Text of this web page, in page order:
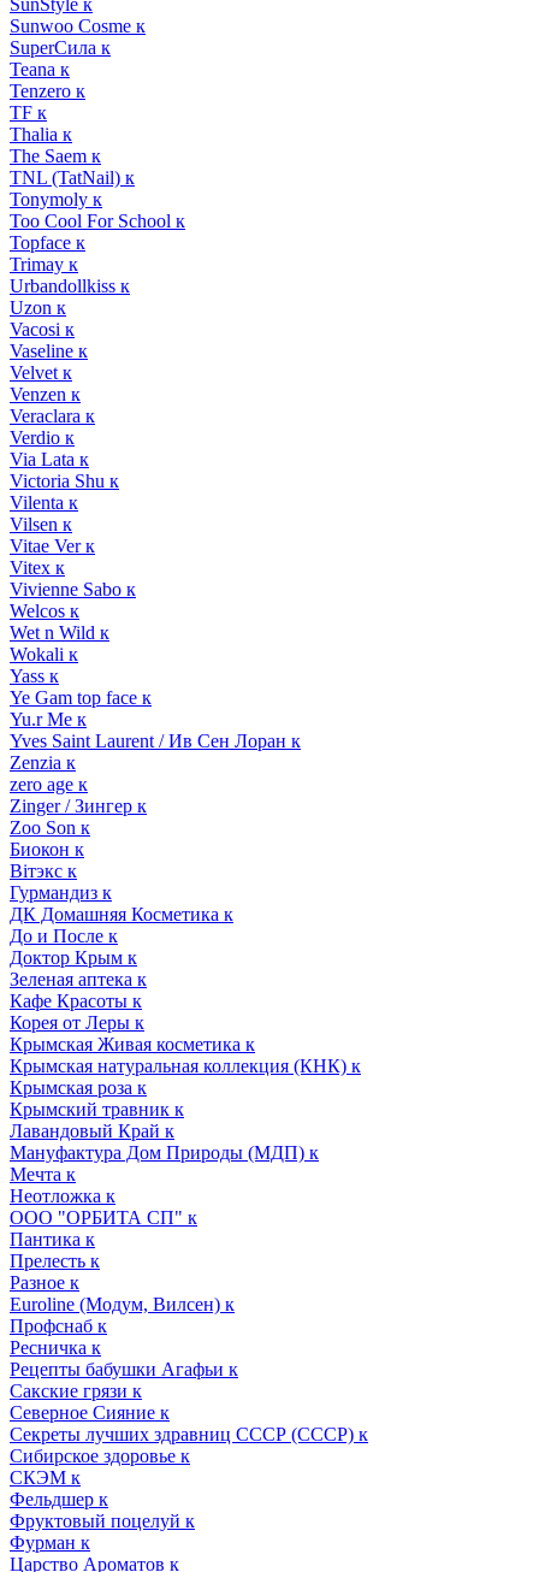
SunStyle к
Sunwoo Cosme к
SuperСила к
Teana к
Tenzero к
TF к
Thalia к
The Saem к
TNL (TatNail) к
Tonymoly к
Too Cool For School к
Topface к
Trimay к
Urbandollkiss к
Uzon к
Vacosi к
Vaseline к
Velvet к
Venzen к
Veraclara к
Verdio к
Via Lata к
Victoria Shu к
Vilenta к
Vilsen к
Vitae Ver к
Vitex к
Vivienne Sabo к
Welcos к
Wet n Wild к
Wokali к
Yass к
Ye Gam top face к
Yu.r Me к
Yves Saint Laurent / Ив Сен Лоран к
Zenzia к
zero age к
Zinger / Зингер к
Zoo Son к
Биокон к
Вiтэкс к
Гурмандиз к
ДК Домашняя Косметика к
До и После к
Доктор Крым к
Зеленая аптека к
Кафе Красоты к
Корея от Леры к
Крымская Живая косметика к
Крымская натуральная коллекция (КНК) к
Крымская роза к
Крымский травник к
Лавандовый Край к
Мануфактура Дом Природы (МДП) к
Мечта к
Неотложка к
ООО "ОРБИТА СП" к
Пантика к
Прелесть к
Разное к
Euroline (Модум, Вилсен) к
Профснаб к
Ресничка к
Рецепты бабушки Агафьи к
Сакские грязи к
Северное Сияние к
Секреты лучших здравниц СССР (СССР) к
Сибирское здоровье к
СКЭМ к
Фельдшер к
Фруктовый поцелуй к
Фурман к
Царство Ароматов к